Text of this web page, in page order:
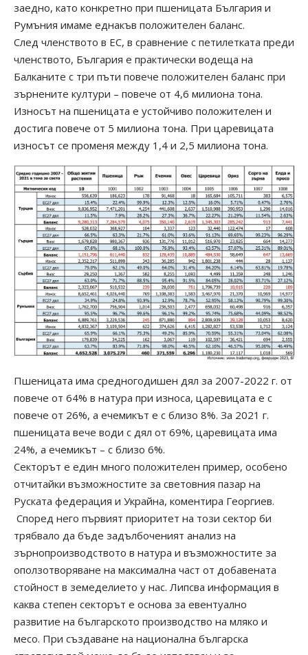
заедно, като конкретно при пшеницата България и
Румъния имаме еднакъв положителен баланс.
След членството в ЕС, в сравнение с петилетката преди
членството, България е практически водеща на
Балканите с три пъти повече положителен баланс при
зърнените култури – повече от 4,6 милиона тона.
Износът на пшеницата е устойчиво положителен и
достига повече от 5 милиона тона. При царевицата
износът се променя между 1,4 и 2,5 милиона тона.
Пшеницата има средногодишен дял за 2007-2022 г. от
повече от 64% в натура при износа, царевицата е с
повече от 26%, а ечемикът е с близо 8%. За 2021 г.
пшеницата вече води с дял от 69%, царевицата има
24%, а ечемикът – с близо 6%.
Секторът е един много положителен пример, особено
отчитайки възможностите за световния пазар на
Руската федерация и Украйна, коментира Георгиев.
Според него първият приоритет на този сектор би
трябвало да бъде задълбоченият анализ на
зърнопроизводството в натура и възможностите за
оползотворяване на максимална част от добавената
стойност в земеделието у нас. Липсва информация в
каква степен секторът е основа за евентуално
развитие на българското производство на мляко и
месо. При създаване на национална българска